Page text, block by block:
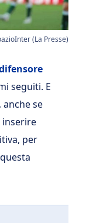
(La Presse)
seguiti. E
, anche se
inserire
per